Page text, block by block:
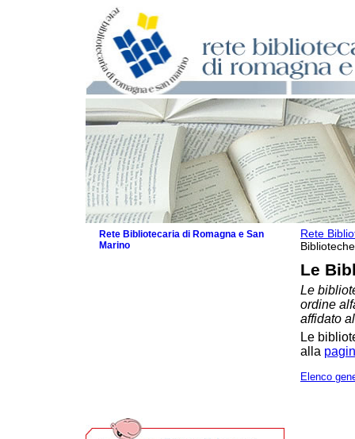
Rete
Biblioteche
Le
Le
ordine
affidato
Le
alla
Elenco
Rete Bibliotecaria di Romagna e San
Marino